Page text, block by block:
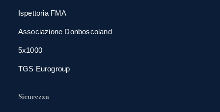
Ispettoria FMA
Associazione Donboscoland
5x1000
TGS Eurogroup
Sicurezza